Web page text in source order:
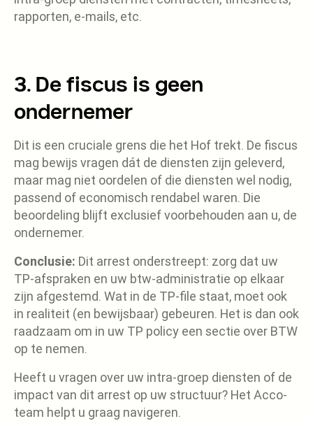
rapporten, e-mails, etc.
3. De fiscus is geen
ondernemer
Dit is een cruciale grens die het Hof trekt. De fiscus
mag bewijs vragen dát de diensten zijn geleverd,
maar mag niet oordelen of die diensten wel nodig,
passend of economisch rendabel waren. Die
beoordeling blijft exclusief voorbehouden aan u, de
ondernemer.
Conclusie: Dit arrest onderstreept: zorg dat uw
TP-afspraken en uw btw-administratie op elkaar
zijn afgestemd. Wat in de TP-file staat, moet ook
in realiteit (en bewijsbaar) gebeuren. Het is dan ook
raadzaam om in uw TP policy een sectie over BTW
op te nemen.
Heeft u vragen over uw intra-groep diensten of de
impact van dit arrest op uw structuur? Het Acco-
team helpt u graag navigeren.